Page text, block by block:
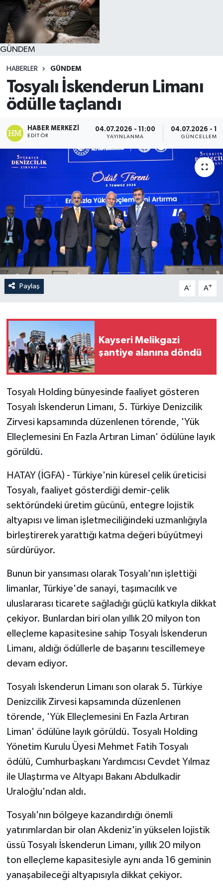
GÜNDEM
HABERLER GÜNDEM
Tosyalı İskenderun Limanı
ödülle taçlandı
HABER MERKEZI
EDITÖR
04.07.2026 - 11:00
YAYINLANMA
04.07.2026 -
GÜNCELLEME
Paylaş A- A+
Kayseri Melikgazi
şantiye alanına döndü
Tosyalı Holding bünyesinde faaliyet gösteren
Tosyalı İskenderun Limanı, 5. Türkiye Denizcilik
Zirvesi kapsamında düzenlenen törende, 'Yük
Elleçlemesini En Fazla Artıran Liman' ödülüne layık
görüldü.
HATAY (İGFA) - Türkiye'nin küresel çelik üreticisi
Tosyalı, faaliyet gösterdiği demir-çelik
sektöründeki üretim gücünü, entegre lojistik
altyapısı ve liman işletmeciliğindeki uzmanlığıyla
birleştirerek yarattığı katma değeri büyütmeyi
sürdürüyor.
Bunun bir yansıması olarak Tosyalı'nın işlettiği
limanlar, Türkiye'de sanayi, taşımacılık ve
uluslararası ticarete sağladığı güçlü katkıyla dikkat
çekiyor. Bunlardan biri olan yıllık 20 milyon ton
elleçleme kapasitesine sahip Tosyalı İskenderun
Limanı, aldığı ödüllerle de başarını tescillemeye
devam ediyor.
Tosyalı İskenderun Limanı son olarak 5. Türkiye
Denizcilik Zirvesi kapsamında düzenlenen
törende, 'Yük Elleçlemesini En Fazla Artıran
Liman' ödülüne layık görüldü. Tosyalı Holding
Yönetim Kurulu Üyesi Mehmet Fatih Tosyalı
ödülü, Cumhurbaşkanı Yardımcısı Cevdet Yılmaz
ile Ulaştırma ve Altyapı Bakanı Abdulkadir
Uraloğlu'ndan aldı.
Tosyalı'nın bölgeye kazandırdığı önemli
yatırımlardan bir olan Akdeniz'in yükselen lojistik
üssü Tosyalı İskenderun Limanı, yıllık 20 milyon
ton elleçleme kapasitesiyle aynı anda 16 geminin
yanaşabileceği altyapısıyla dikkat çekiyor.